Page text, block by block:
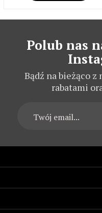
Polub nas
Bądź na bieżąco
rabatami